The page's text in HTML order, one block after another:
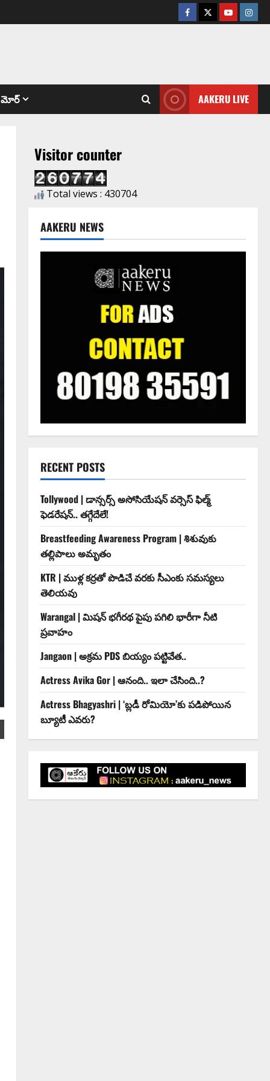
మోర్ AAKERU LIVE
Visitor counter
Total views : 430704
AAKERU NEWS
RECENT POSTS
Tollywood | డాన్సర్స్ అసోసియేషన్ వర్సెస్ ఫిల్మ్
ఫెడరేషన్.. తగ్గేదేలే!
Breastfeeding Awareness Program | శిశువుకు
తల్లిపాలు అమృతం
KTR | ముళ్ల కర్రతో పొడిచే వరకు సీఎంకు సమస్యలు
తెలియవు
Warangal | మిషన్ భగీరథ పైపు పగిలి భారీగా నీటి
ప్రవాహం
Jangaon | అక్రమ PDS బియ్యం పట్టివేత..
Actress Avika Gor | ఆనంది.. ఇలా చేసింది..?
Actress Bhagyashri | ‘బ్లడీ రోమియో’కు పడిపోయిన
బ్యూటీ ఎవరు?